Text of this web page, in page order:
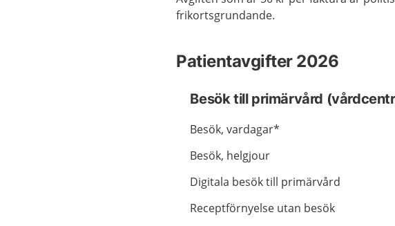
frikortsgrundande.
Patientavgifter 2026
Besök till primärvård
Besök, vardagar*
Besök, helgjour
Digitala besök till primärvård
Receptförnyelse utan besök